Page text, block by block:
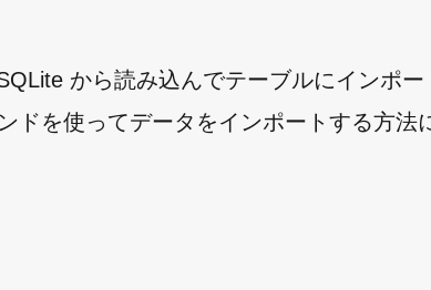
から読み込んでテーブルにインポー
ドを使ってデータをインポートする方法